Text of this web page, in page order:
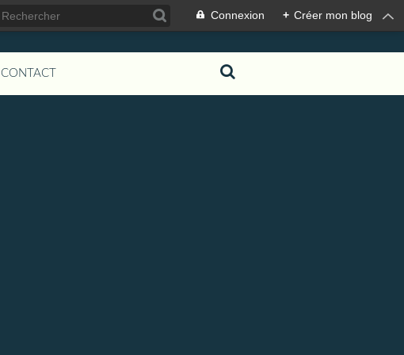
Connexion + Créer mon blog
CONTACT